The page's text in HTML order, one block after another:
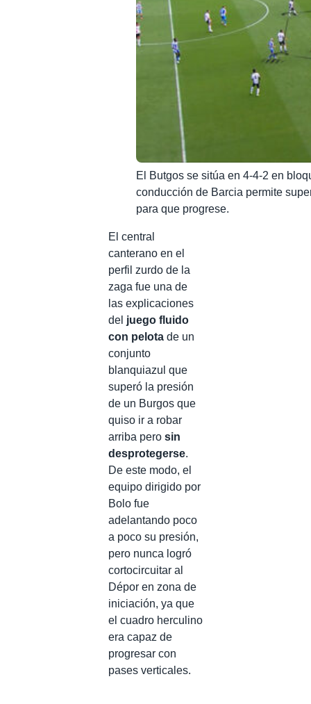
El Butgos se sitúa en 4-4-2 en
conducción de Barcia permite
para que progrese.
El central
canterano en el
perfil zurdo de la
zaga fue una de
las explicaciones
del juego fluido
con pelota de un
conjunto
blanquiazul que
superó la presión
de un Burgos que
quiso ir a robar
arriba pero sin
desprotegerse.
De este modo, el
equipo dirigido por
Bolo fue
adelantando poco
a poco su presión,
pero nunca logró
cortocircuitar al
Dépor en zona de
iniciación, ya que
el cuadro herculino
era capaz de
progresar con
pases verticales.